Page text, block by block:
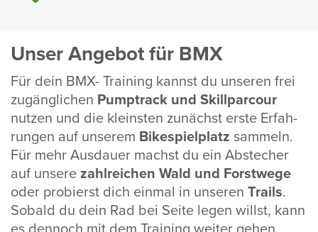
Unser Angebot für BMX
Für dein BMX- Trai­ning kannst du unseren frei
zugäng­li­chen Pump­t­rack und Skill­par­cour
nutzen und die kleinsten zunächst erste Erfah­
rungen auf unserem Bike­spiel­platz sammeln.
Für mehr Ausdauer machst du ein Abste­cher
auf unserezahl­rei­chen Wald und Forst­wege
oder probierst dich einmal in unseren Trails.
Sobald du dein Rad bei Seite legen willst, kann